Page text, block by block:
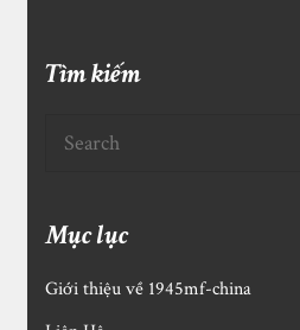
Tìm kiếm
Mục lục
Giới thiệu về 1945mf-china